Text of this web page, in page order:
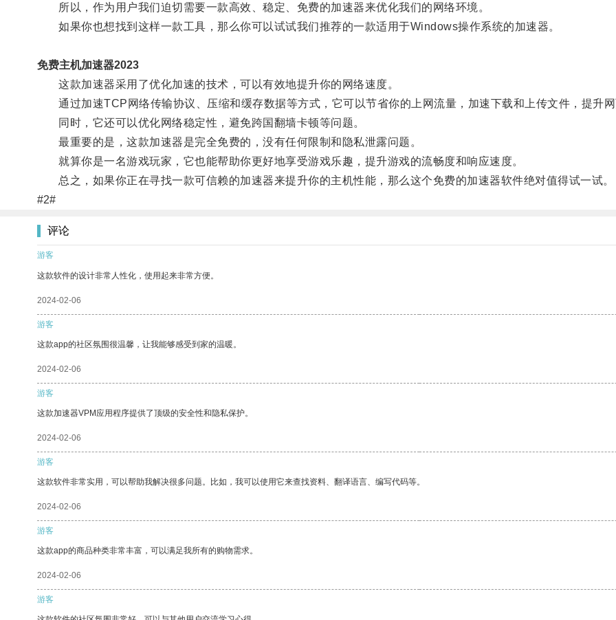
所以，作为用户我们迫切需要一款高效、稳定、免费的加速器来优化我们的网络环境。
如果你也想找到这样一款工具，那么你可以试试我们推荐的一款适用于Windows操作系统的加速器。
免费主机加速器2023
这款加速器采用了优化加速的技术，可以有效地提升你的网络速度。
通过加速TCP网络传输协议、压缩和缓存数据等方式，它可以节省你的上网流量，加速下载和上传文件，提升网
同时，它还可以优化网络稳定性，避免跨国翻墙卡顿等问题。
最重要的是，这款加速器是完全免费的，没有任何限制和隐私泄露问题。
就算你是一名游戏玩家，它也能帮助你更好地享受游戏乐趣，提升游戏的流畅度和响应速度。
总之，如果你正在寻找一款可信赖的加速器来提升你的主机性能，那么这个免费的加速器软件绝对值得试一试。
#2#
评论
游客
这款软件的设计非常人性化，使用起来非常方便。
2024-02-06
游客
这款app的社区氛围很温馨，让我能够感受到家的温暖。
2024-02-06
游客
这款加速器VPM应用程序提供了顶级的安全性和隐私保护。
2024-02-06
游客
这款软件非常实用，可以帮助我解决很多问题。比如，我可以使用它来查找资料、翻译语言、编写代码等。
2024-02-06
游客
这款app的商品种类非常丰富，可以满足我所有的购物需求。
2024-02-06
游客